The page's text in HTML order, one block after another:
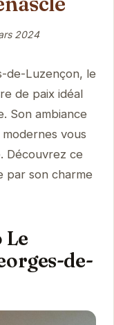
2024
de-Luzençon, le
de paix idéal
Son ambiance
vous
Découvrez ce
par son charme
Le
de-